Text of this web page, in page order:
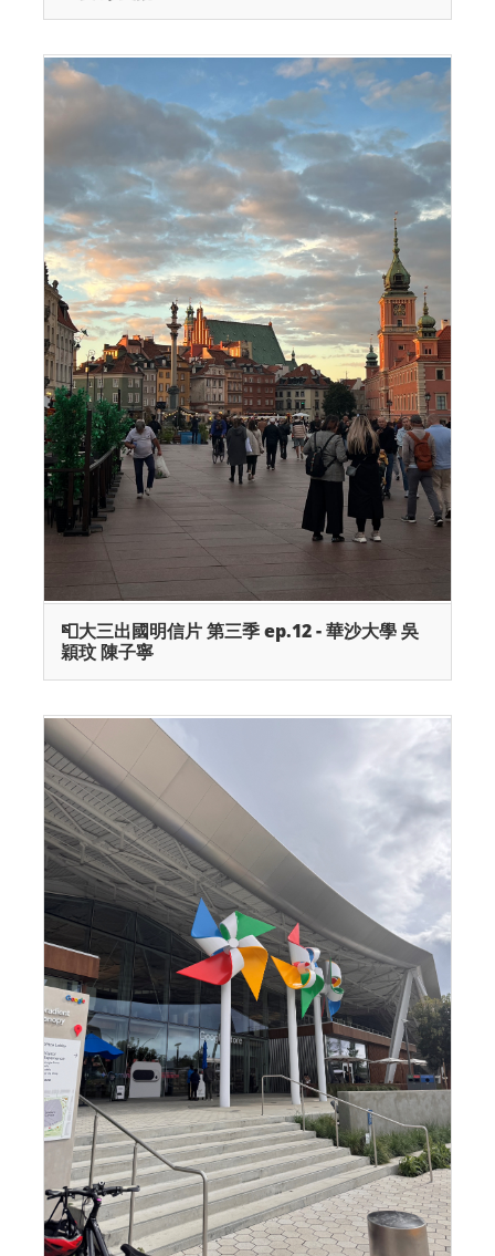
📮大三出國明信片 第三季 ep.12 - 華沙大學 吳
穎玟 陳子寧